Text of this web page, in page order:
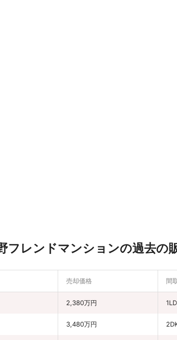
フレンドマンションの過去の
売却価格 間
2,380万円
3,480万円